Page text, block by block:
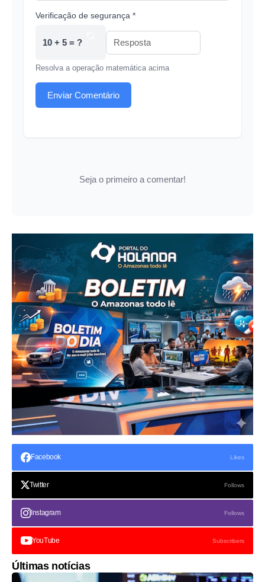
Verificação de segurança *
10 + 5 = ?
Resolva a operação matemática acima
Enviar Comentário
Seja o primeiro a comentar!
Facebook Likes
Twitter Follows
Instagram Follows
YouTube Subscribers
Últimas notícias